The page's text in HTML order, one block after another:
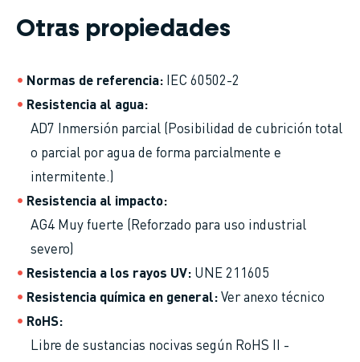
Otras propiedades
Normas de referencia IEC 60502-2
Resistencia al agua
AD7 Inmersión parcial (Posibilidad de cubrición total
o parcial por agua de forma parcialmente e
intermitente.)
Resistencia al impacto
AG4 Muy fuerte (Reforzado para uso industrial
severo)
Resistencia a los rayos UV UNE 211605
Resistencia química en general Ver anexo técnico
RoHS
Libre de sustancias nocivas según RoHS II -